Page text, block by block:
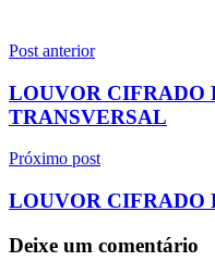
Navegação
de
Post
Post anterior
LOUVOR CIFRADO
TRANSVERSAL
Próximo post
LOUVOR CIFRADO
Deixe um comentário